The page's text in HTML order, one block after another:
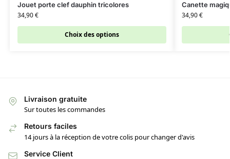
Jouet porte clef dauphin tricolores
34,90€
Choix des options
Canette
34,90€
Livraison gratuite
Sur toutes les commandes
Retours faciles
14 jours à la réception de votre colis pour changer d'avis
Service Client